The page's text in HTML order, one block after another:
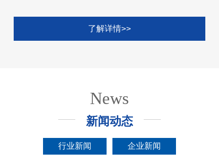
了解详情>>
News
新闻动态
行业新闻 企业新闻